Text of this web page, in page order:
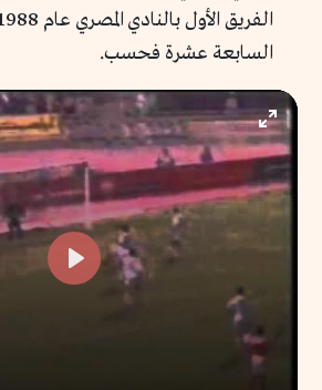
السابعة عشرة فحسب.
Enter
Play